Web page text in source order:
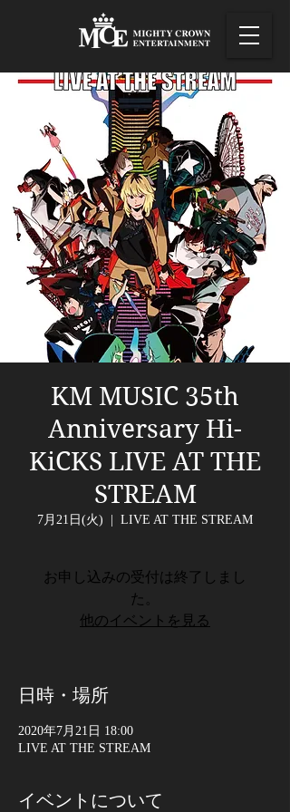
KM MUSIC 35th
Anniversary Hi-
KiCKS LIVE AT THE
STREAM
7月21日(火) LIVE AT THE STREAM
お申し込みの受付は終了しまし
た。
他のイベントを見る
日時・場所
2020年7月21日 18:00
LIVE AT THE STREAM
イベントについて